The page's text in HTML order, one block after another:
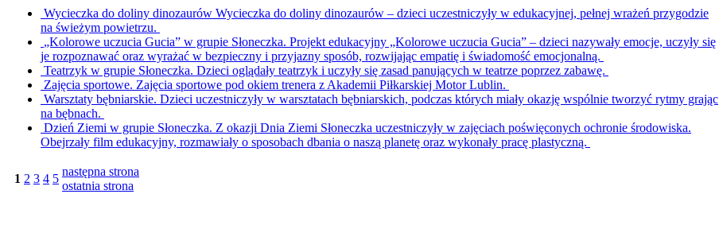
Wycieczka do doliny dinozaurów Wycieczka do doliny dinozaurów – dzieci uczestniczyły w edukacyjnej, pełnej wrażeń przygodzie
na świeżym powietrzu.
„Kolorowe uczucia Gucia” w grupie Słoneczka. Projekt edukacyjny „Kolorowe uczucia Gucia” – dzieci nazywały emocje, uczyły się
je rozpoznawać oraz wyrażać w bezpieczny i przyjazny sposób, rozwijając empatię i świadomość emocjonalną.
Teatrzyk w grupie Słoneczka. Dzieci oglądały teatrzyk i uczyły się zasad panujących w teatrze poprzez zabawę.
Zajęcia sportowe. Zajęcia sportowe pod okiem trenera z Akademii Piłkarskiej Motor Lublin.
Warsztaty bębniarskie. Dzieci uczestniczyły w warsztatach bębniarskich, podczas których miały okazję wspólnie tworzyć rytmy grając
na bębnach.
Dzień Ziemi w grupie Słoneczka. Z okazji Dnia Ziemi Słoneczka uczestniczyły w zajęciach poświęconych ochronie środowiska.
Obejrzały film edukacyjny, rozmawiały o sposobach dbania o naszą planetę oraz wykonały pracę plastyczną.
1 2 3 4 5
następna strona
ostatnia strona